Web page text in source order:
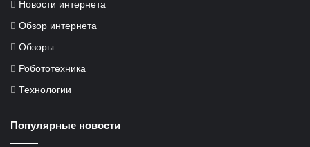
Новости интернета
Обзор интернета
Обзоры
Робототехника
Технологии
Популярные новости